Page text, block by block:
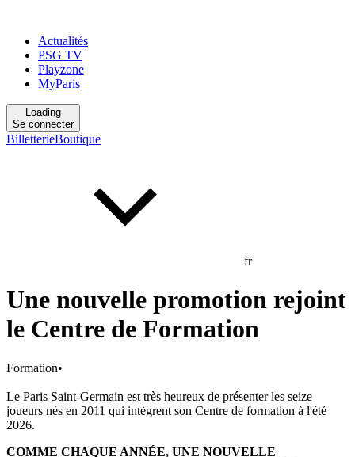
Actualités
PSG TV
Playzone
MyParis
Loading
Se connecter
BilletterieBoutique
fr
Une nouvelle promotion rejoint
le Centre de Formation
Formation•
Le Paris Saint-Germain est très heureux de présenter les seize
joueurs nés en 2011 qui intègrent son Centre de formation à l'été
2026.
COMME CHAQUE ANNÉE, UNE NOUVELLE